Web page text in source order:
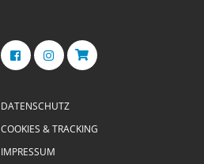
DATENSCHUTZ
COOKIES & TRACKING
IMPRESSUM